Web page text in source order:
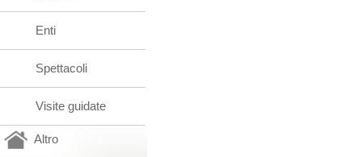
Enti
Spettacoli
Visite guidate
Altro